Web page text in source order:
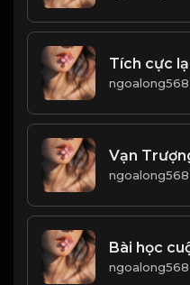
ngoalong568
ngoalong568
Bài học
ngoalong568